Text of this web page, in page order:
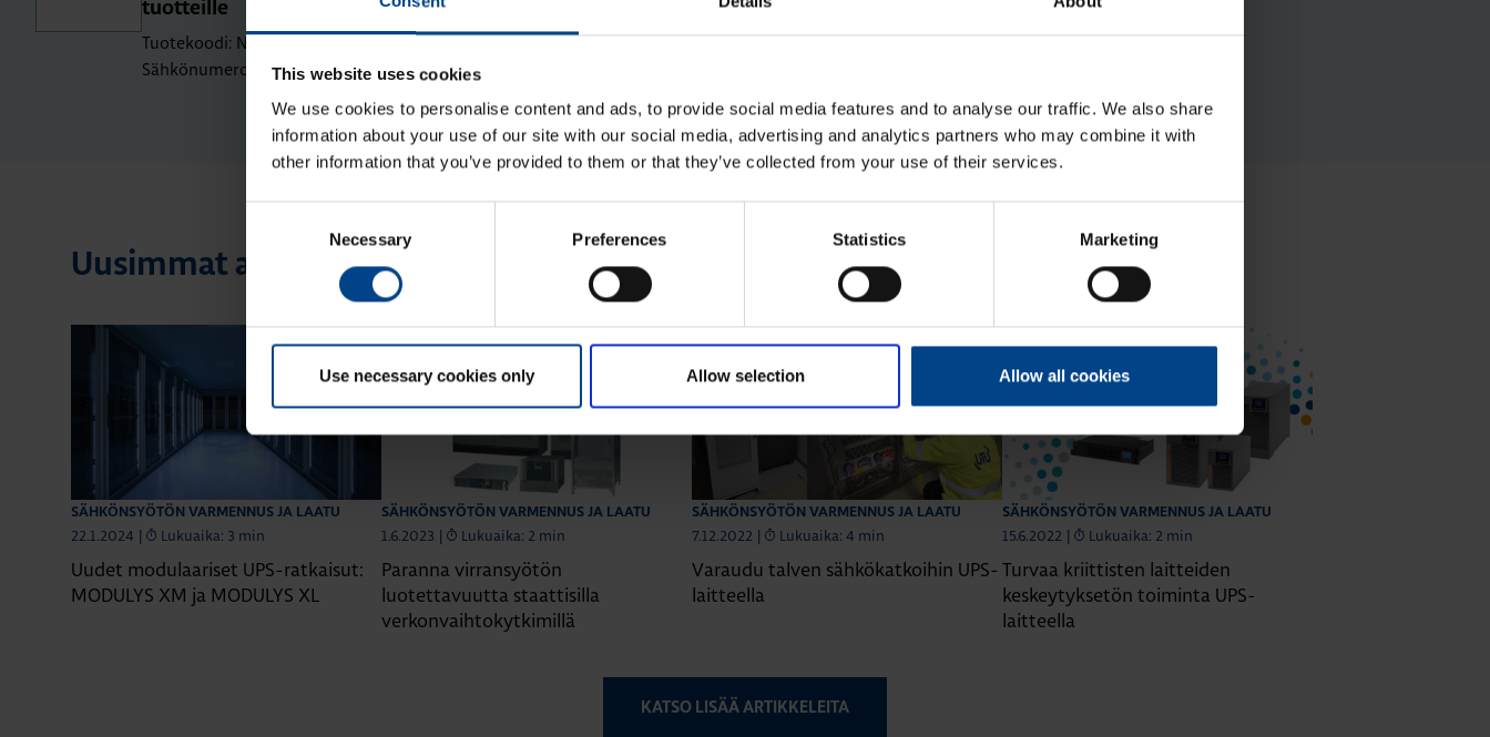
This website uses cookies
We use cookies to personalise content and ads, to provide social media features and to analyse our traffic. We also share
information about your use of our site with our social media, advertising and analytics partners who may combine it with
other information that you’ve provided to them or that they’ve collected from your use of their services.
Necessary Preferences Statistics Marketing
Use necessary cookies only Allow selection Allow all cookies
tuot­teil­le
Tuotekoodi: NET-VISION8CARD
Sähkönumero: 8401738
Tuotekoodi: NET-VISION8-EMD
Sähkönumero: 8401771
Uusimmat artikkelit aiheesta Sähkönsyötön varmennus ja laatu
SÄHKÖNSYÖTÖN VARMENNUS JA LAATU
22.1.2024 | Lukuaika: 3 min
Uudet modulaariset UPS-ratkaisut:
MODULYS XM ja MODULYS XL
SÄHKÖNSYÖTÖN VARMENNUS JA LAATU
1.6.2023 | Lukuaika: 2 min
Paranna virransyötön
luotettavuutta staattisilla
verkonvaihtokytkimillä
SÄHKÖNSYÖTÖN VARMENNUS JA LAATU
7.12.2022 | Lukuaika: 4 min
Varaudu talven sähkökatkoihin UPS-
laitteella
SÄHKÖNSYÖTÖN VARMENNUS JA LAATU
15.6.2022 | Lukuaika: 2 min
Turvaa kriittisten laitteiden
keskeytyksetön toiminta UPS-
laitteella
KATSO LISÄÄ ARTIKKELEITA